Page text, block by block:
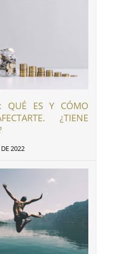
QUÉ ES Y CÓMO
¿TIENE
2022